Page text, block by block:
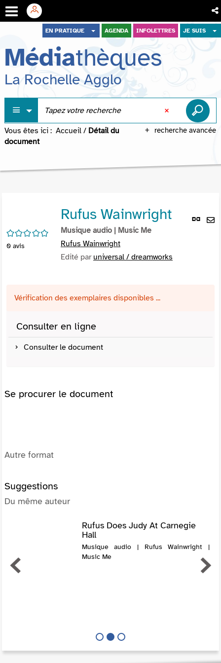
menu
contenu
recherche
EN PRATIQUE AGENDA INFOLETTRES JE SUIS
Médiathèques
La Rochelle Agglo
recherche avancée
Vous êtes ici : Accueil / Détail du
document
Lien
/5
0 avis
Rufus Wainwright
Musique audio | Music Me
Rufus Wainwright
Edité par universal / dreamworks
Vérification des exemplaires disponibles ...
Consulter en ligne
Consulter le document
Se procurer le document
Autre format
Suggestions
Du même auteur
Rufus Does Judy At Carnegie
Hall
Musique audio | Rufus Wainwright |
Music Me